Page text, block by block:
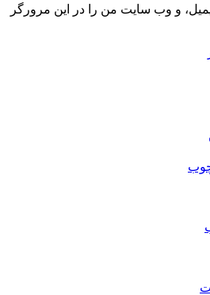
و وب سایت من را در این مرورگر